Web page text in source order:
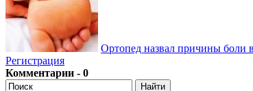
Ортопед назвал причины боли
Регистрация
Комментарии - 0